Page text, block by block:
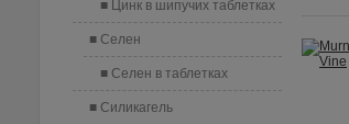
Цинк в шипучих таблетках
Селен
Селен в таблетках
Силикагель